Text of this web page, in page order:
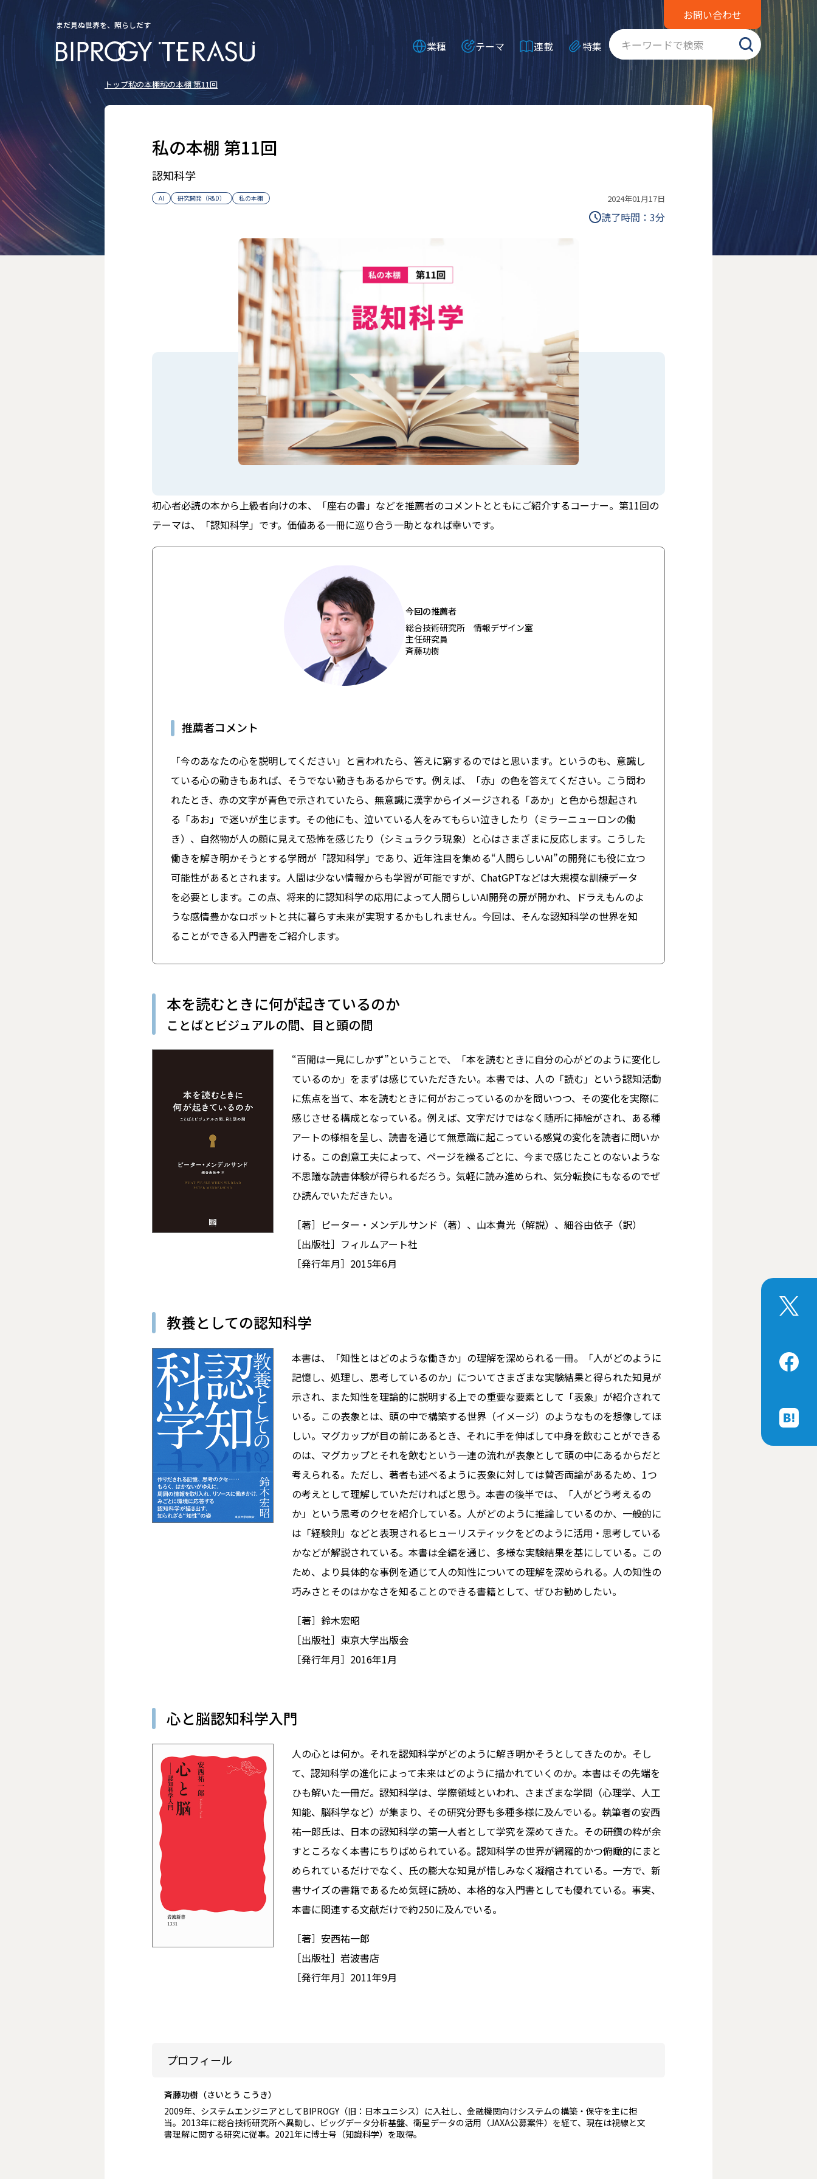
まだ見ぬ世界を、照らしだす
業種 テーマ 連載 特集
お問い合わせ
トップ私の本棚私の本棚 第11回
私の本棚 第11回
認知科学
AI 研究開発（R&D） 私の本棚 2024年01月17日
読了時間： 3分
初心者必読の本から上級者向けの本、「座右の書」などを推薦者のコメントとともにご紹介するコーナー。第11回の
テーマは、「認知科学」です。価値ある一冊に巡り合う一助となれば幸いです。
今回の推薦者
総合技術研究所 情報デザイン室
主任研究員
斉藤功樹
推薦者コメント
「今のあなたの心を説明してください」と言われたら、答えに窮するのではと思います。というのも、意識し
ている心の動きもあれば、そうでない動きもあるからです。例えば、「赤」の色を答えてください。こう問わ
れたとき、赤の文字が青色で示されていたら、無意識に漢字からイメージされる「あか」と色から想起され
る「あお」で迷いが生じます。その他にも、泣いている人をみてもらい泣きしたり（ミラーニューロンの働
き）、自然物が人の顔に見えて恐怖を感じたり（シミュラクラ現象）と心はさまざまに反応します。こうした
働きを解き明かそうとする学問が「認知科学」であり、近年注目を集める“人間らしいAI”の開発にも役に立つ
可能性があるとされます。人間は少ない情報からも学習が可能ですが、ChatGPTなどは大規模な訓練データ
を必要とします。この点、将来的に認知科学の応用によって人間らしいAI開発の扉が開かれ、ドラえもんのよ
うな感情豊かなロボットと共に暮らす未来が実現するかもしれません。今回は、そんな認知科学の世界を知
ることができる入門書をご紹介します。
本を読むときに何が起きているのか
ことばとビジュアルの間、目と頭の間
“百聞は一見にしかず”ということで、「本を読むときに自分の心がどのように変化し
ているのか」をまずは感じていただきたい。本書では、人の「読む」という認知活動
に焦点を当て、本を読むときに何がおこっているのかを問いつつ、その変化を実際に
感じさせる構成となっている。例えば、文字だけではなく随所に挿絵がされ、ある種
アートの様相を呈し、読書を通じて無意識に起こっている感覚の変化を読者に問いか
ける。この創意工夫によって、ページを繰るごとに、今まで感じたことのないような
不思議な読書体験が得られるだろう。気軽に読み進められ、気分転換にもなるのでぜ
ひ読んでいただきたい。
［著］ピーター・メンデルサンド（著）、山本貴光（解説）、細谷由依子（訳）
［出版社］フィルムアート社
［発行年月］2015年6月
教養としての認知科学
本書は、「知性とはどのような働きか」の理解を深められる一冊。「人がどのように
記憶し、処理し、思考しているのか」についてさまざまな実験結果と得られた知見が
示され、また知性を理論的に説明する上での重要な要素として「表象」が紹介されて
いる。この表象とは、頭の中で構築する世界（イメージ）のようなものを想像してほ
しい。マグカップが目の前にあるとき、それに手を伸ばして中身を飲むことができる
のは、マグカップとそれを飲むという一連の流れが表象として頭の中にあるからだと
考えられる。ただし、著者も述べるように表象に対しては賛否両論があるため、1つ
の考えとして理解していただければと思う。本書の後半では、「人がどう考えるの
か」という思考のクセを紹介している。人がどのように推論しているのか、一般的に
は「経験則」などと表現されるヒューリスティックをどのように活用・思考している
かなどが解説されている。本書は全編を通じ、多様な実験結果を基にしている。この
ため、より具体的な事例を通じて人の知性についての理解を深められる。人の知性の
巧みさとそのはかなさを知ることのできる書籍として、ぜひお勧めしたい。
［著］鈴木宏昭
［出版社］東京大学出版会
［発行年月］2016年1月
心と脳――認知科学入門
人の心とは何か。それを認知科学がどのように解き明かそうとしてきたのか。そし
て、認知科学の進化によって未来はどのように描かれていくのか。本書はその先端を
ひも解いた一冊だ。認知科学は、学際領域といわれ、さまざまな学問（心理学、人工
知能、脳科学など）が集まり、その研究分野も多種多様に及んでいる。執筆者の安西
祐一郎氏は、日本の認知科学の第一人者として学究を深めてきた。その研鑽の粋が余
すところなく本書にちりばめられている。認知科学の世界が網羅的かつ俯瞰的にまと
められているだけでなく、氏の膨大な知見が惜しみなく凝縮されている。一方で、新
書サイズの書籍であるため気軽に読め、本格的な入門書としても優れている。事実、
本書に関連する文献だけで約250に及んでいる。
［著］安西祐一郎
［出版社］岩波書店
［発行年月］2011年9月
プロフィール
斉藤功樹（さいとう こうき）
2009年、システムエンジニアとしてBIPROGY（旧：日本ユニシス）に入社し、金融機関向けシステムの構築・保守を主に担
当。2013年に総合技術研究所へ異動し、ビッグデータ分析基盤、衛星データの活用（JAXA公募案件）を経て、現在は視線と文
書理解に関する研究に従事。2021年に博士号（知識科学）を取得。